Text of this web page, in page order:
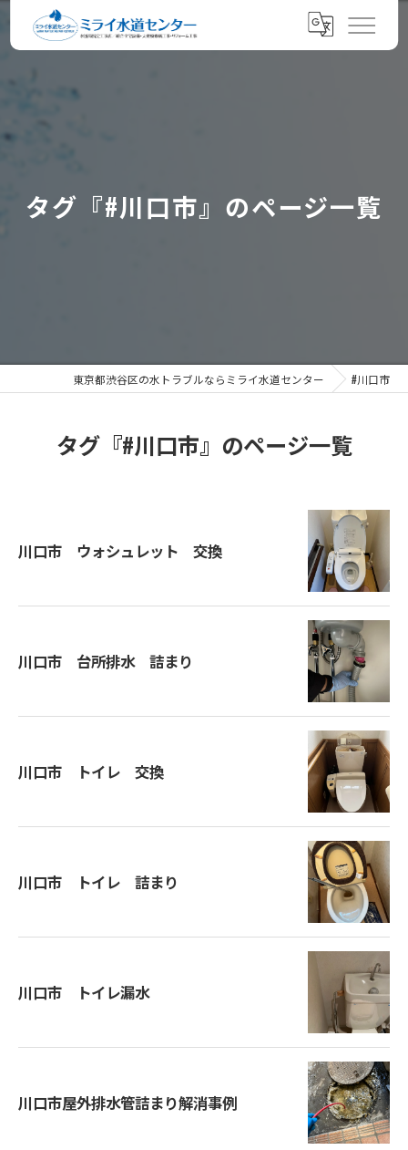
タグ『#川口市』のページ一覧
東京都渋谷区の水トラブルならミライ水道センター #川口市
タグ『#川口市』のページ一覧
川口市 ウォシュレット 交換
川口市 台所排水 詰まり
川口市 トイレ 交換
川口市 トイレ 詰まり
川口市 トイレ漏水
川口市屋外排水管詰まり解消事例